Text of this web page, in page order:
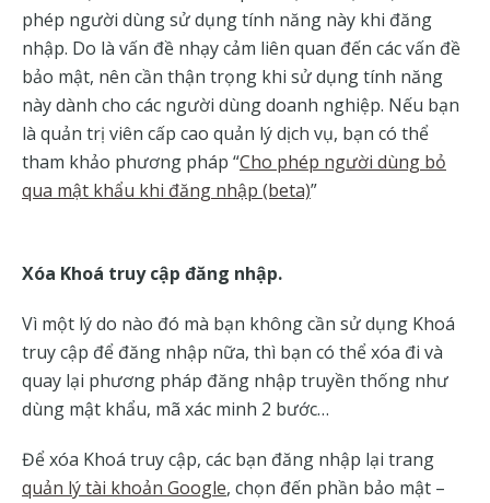
phép người dùng sử dụng tính năng này khi đăng
nhập. Do là vấn đề nhạy cảm liên quan đến các vấn đề
bảo mật, nên cần thận trọng khi sử dụng tính năng
này dành cho các người dùng doanh nghiệp. Nếu bạn
là quản trị viên cấp cao quản lý dịch vụ, bạn có thể
tham khảo phương pháp “Cho phép người dùng bỏ
qua mật khẩu khi đăng nhập (beta)”
Xóa Khoá truy cập đăng nhập.
Vì một lý do nào đó mà bạn không cần sử dụng Khoá
truy cập để đăng nhập nữa, thì bạn có thể xóa đi và
quay lại phương pháp đăng nhập truyền thống như
dùng mật khẩu, mã xác minh 2 bước…
Để xóa Khoá truy cập, các bạn đăng nhập lại trang
quản lý tài khoản Google, chọn đến phần bảo mật –